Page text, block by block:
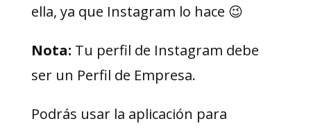
ella, ya que Instagram lo hace 😉
Nota: Tu perfil de Instagram debe
ser un Perfil de Empresa.
Podrás usar la aplicación para